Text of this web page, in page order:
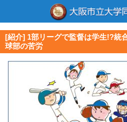
[紹介] 1部リーグで監督は学生!?統
球部の苦労